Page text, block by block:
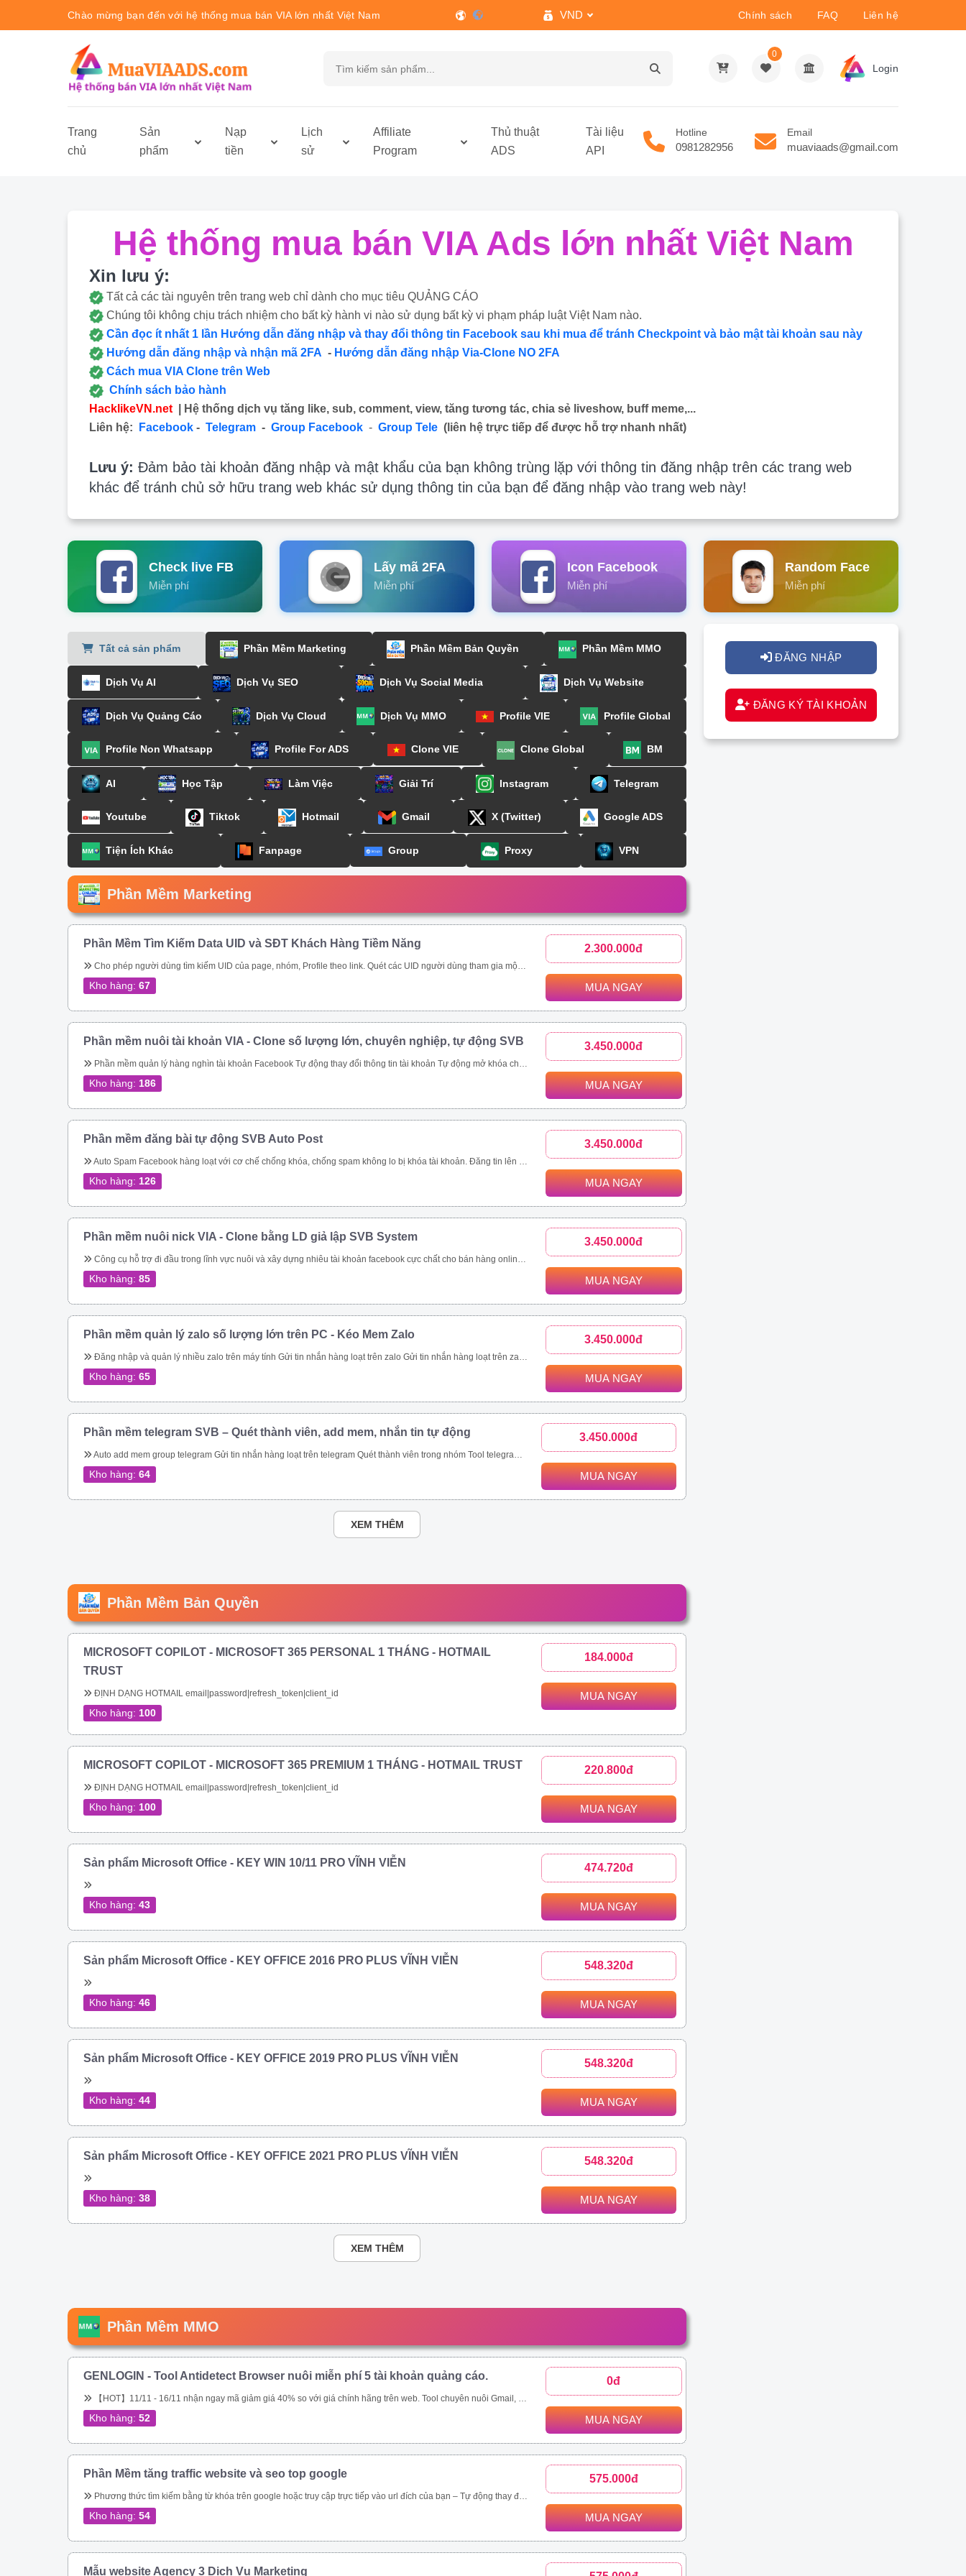
Chào mừng bạn đến với hệ thống mua bán VIA lớn nhất Việt Nam VND Chính sách FAQ Liên hệ
0
Login
Trang
chủ
Sản
phẩm
Nạp
tiền
Lịch
sử
Affiliate
Program
Thủ thuật
ADS
Tài liệu
API
Hotline
0981282956
Email
muaviaads@gmail.com
Hệ thống mua bán VIA Ads lớn nhất Việt Nam
Xin lưu ý:
Tất cả các tài nguyên trên trang web chỉ dành cho mục tiêu QUẢNG CÁO
Chúng tôi không chịu trách nhiệm cho bất kỳ hành vi nào sử dụng bất kỳ vi phạm pháp luật Việt Nam nào.
Cần đọc ít nhất 1 lần Hướng dẫn đăng nhập và thay đổi thông tin Facebook sau khi mua để tránh Checkpoint và bảo mật tài khoản sau này
Hướng dẫn đăng nhập và nhận mã 2FA - Hướng dẫn đăng nhập Via-Clone NO 2FA
Cách mua VIA Clone trên Web
Chính sách bảo hành
HacklikeVN.net | Hệ thống dịch vụ tăng like, sub, comment, view, tăng tương tác, chia sẻ liveshow, buff meme,...
Liên hệ:
Facebook - Telegram - Group Facebook - Group Tele (liên hệ trực tiếp để được hỗ trợ nhanh nhất)
Lưu ý: Đảm bảo tài khoản đăng nhập và mật khẩu của bạn không trùng lặp với thông tin đăng nhập trên các trang web
khác để tránh chủ sở hữu trang web khác sử dụng thông tin của bạn để đăng nhập vào trang web này!
Check live FB
Miễn phí
Lấy mã 2FA
Miễn phí
Icon Facebook
Miễn phí
Random Face
Miễn phí
Tất cả sản phẩm Phần Mềm Marketing Phần Mềm Bản Quyền Phần Mềm MMO
Dịch Vụ AI Dịch Vụ SEO Dịch Vụ Social Media Dịch Vụ Website
Dịch Vụ Quảng Cáo Dịch Vụ Cloud Dịch Vụ MMO Profile VIE Profile Global
Profile Non Whatsapp Profile For ADS Clone VIE Clone Global BM
AI Học Tập Làm Việc Giải Trí Instagram Telegram
Youtube Tiktok Hotmail Gmail X (Twitter) Google ADS
Tiện Ích Khác Fanpage Group Proxy VPN
Phần Mềm Marketing
Phần Mềm Tìm Kiếm Data UID và SĐT Khách Hàng Tiềm Năng
Cho phép người dùng tìm kiếm UID của page, nhóm, Profile theo link. Quét các UID người dùng tham gia một nhóm Quét ID bài viết của một nhóm Cho phép quét UID tương tác của một bài viết bất kỳ trong group Thực hiện tìm kiếm nhóm, tên nhóm, thành viên nhóm, trạng thái nhóm theo từ khóa Quét UID của người dùng đã thực hiện tương tác vào các bài viết trong group. Toàn bộ UID tương tác bài viết trên 1 page cộng đồng, page thương hiệu. Các bài viết được quét thường có lượng tương tác khủng. Ngoài đánh giá phản ứng người dùng (like/tym, giận dữ…), công cụ thu thập và phân tích comment khách hàng đưa ra đánh giá toàn diện nhất.
Kho hàng: 67
2.300.000đ
MUA NGAY
Phần mềm nuôi tài khoản VIA - Clone số lượng lớn, chuyên nghiệp, tự động SVB
Phần mềm quản lý hàng nghìn tài khoản Facebook Tự động thay đổi thông tin tài khoản Tự động mở khóa checkpoint Tự động seeding bài viết livestream, like page, follow theo uid Xây dựng và copy ảnh nội dung tài khoản đang nuôi theo 1 tài khoản mẫu
Kho hàng: 186
3.450.000đ
MUA NGAY
Phần mềm đăng bài tự động SVB Auto Post
Auto Spam Facebook hàng loạt với cơ chế chống khóa, chống spam không lo bị khóa tài khoản. Đăng tin lên group, page, cmt group tự động nhanh chóng Spam inbox theo bạn bè, theo Uid. Giải quyết triệt để bài toán spam của Facebook Tiếp cận khách hàng tiềm năng nhanh chóng Dễ dàng chăm sóc khách hàng, tiết kiệm thời gian hiệu quả Quản lí bài viết dễ dàng, thông minh Nhanh chóng đưa thông tin đến khách hàng trên nhiều kênh như group, fanpage, profile Là giải pháp marketing, quảng cáo, đăng tin bán hàng hoàn toàn tự động và chuyên nghiệp
Kho hàng: 126
3.450.000đ
MUA NGAY
Phần mềm nuôi nick VIA - Clone bằng LD giả lập SVB System
Công cụ hỗ trợ đi đầu trong lĩnh vực nuôi và xây dựng nhiêu tài khoản facebook cực chất cho bán hàng online Quản lý nuôi nick tự động 1 nick trên 1 điện thoại ảo riêng biệt Đăng bài, comment tự động lên các hội nhóm Quản lí bạn bè tự động Tự động tham gia nhóm Thiết lập tương tác nick tự động Seeding video livestream bán hàng online Tăng view, tăng mắt xem, comment, chia sẻ livestream Nhắn tin đến khách hàng tiềm năng tự động
Kho hàng: 85
3.450.000đ
MUA NGAY
Phần mềm quản lý zalo số lượng lớn trên PC - Kéo Mem Zalo
Đăng nhập và quản lý nhiều zalo trên máy tính Gửi tin nhắn hàng loạt trên zalo Gửi tin nhắn hàng loạt trên zalo theo danh bạ. Gửi tin nhắn zalo hàng loạt theo phân loại trên danh bạ. Gửi tin nhắn zalo hàng loạt, tự động vào các group. Gửi tin nhắn zalo tự động theo thành viên nhóm zalo nhanh chóng. Kết bạn zalo tự động số lượng lớn Phần mềm quản lý zalo còn giúp bạn tiếp cận hàng triệu khách hàng trên nền tảng nhanh chóng. Kết bạn zalo hàng loạt là tính năng giúp bạn thực hiện mục tiêu này. Với tính năng kết bạn zalo này, bạn có thể Kết bạn zalo theo danh sách SĐT có sẵn. Kết bạn zalo hàng loạt theo thành viên nhóm Tăng thành viên nhóm zalo nhanh chóng Mời bạn bè tham gia nhóm zalo theo danh sách bạn bè. Mời bạn bè tham gia nhóm zalo theo số điện thoại có sẵn.
Kho hàng: 65
3.450.000đ
MUA NGAY
Phần mềm telegram SVB – Quét thành viên, add mem, nhắn tin tự động
Auto add mem group telegram Gửi tin nhắn hàng loạt trên telegram Quét thành viên trong nhóm Tool telegram join nhóm tự động
Kho hàng: 64
3.450.000đ
MUA NGAY
XEM THÊM
Phần Mềm Bản Quyền
MICROSOFT COPILOT - MICROSOFT 365 PERSONAL 1 THÁNG - HOTMAIL
TRUST
ĐỊNH DẠNG HOTMAIL email|password|refresh_token|client_id
Kho hàng: 100
184.000đ
MUA NGAY
MICROSOFT COPILOT - MICROSOFT 365 PREMIUM 1 THÁNG - HOTMAIL TRUST
ĐỊNH DẠNG HOTMAIL email|password|refresh_token|client_id
Kho hàng: 100
220.800đ
MUA NGAY
Sản phẩm Microsoft Office - KEY WIN 10/11 PRO VĨNH VIỄN
Kho hàng: 43
474.720đ
MUA NGAY
Sản phẩm Microsoft Office - KEY OFFICE 2016 PRO PLUS VĨNH VIỄN
Kho hàng: 46
548.320đ
MUA NGAY
Sản phẩm Microsoft Office - KEY OFFICE 2019 PRO PLUS VĨNH VIỄN
Kho hàng: 44
548.320đ
MUA NGAY
Sản phẩm Microsoft Office - KEY OFFICE 2021 PRO PLUS VĨNH VIỄN
Kho hàng: 38
548.320đ
MUA NGAY
XEM THÊM
Phần Mềm MMO
GENLOGIN - Tool Antidetect Browser nuôi miễn phí 5 tài khoản quảng cáo.
【HOT】11/11 - 16/11 nhận ngay mã giảm giá 40% so với giá chính hãng trên web. Tool chuyên nuôi Gmail, nuôi tài khoản Google Ads. Miễn phí 5 profile trọn đời. Sắp tới ae sẽ được tặng miễn phí, hoặc được \\\\\\\\\\\\\\\\\\\\\\\\\\\\\\\&amp;amp;quot;mua rẻ\\\\\\\\\\\\\\\\\\\\\\\\\\\\\\\&amp;amp;quot; các tool tự động thông qua ứng dụng này - Auto đăng nhập gmail, auto nuôi mail, auto tạo tài khoản quảng cáo, auto add thẻ, auto kháng....
Kho hàng: 52
0đ
MUA NGAY
Phần Mềm tăng traffic website và seo top google
Phương thức tìm kiếm bằng từ khóa trên google hoặc truy cập trực tiếp vào url đích của bạn – Tự động thay đổi địa chỉ IP – Tự động thay đổi Local IP – Giả lập được trên Mobile, Tablet, Laptop, Tablet bằng UserAgent và giả lập được trên mọi trình duyệt, hệ điều hành. – Chạy đa luồng (Mở nhiều cửa sổ cùng lúc) để tăng tốc độ SEO. Vĩnh viễn, bảo hành 1 đổi 1 tool Video demo : https://drive.google.com/drive/folders/1tPeGf4iXaQ1i7g7s_LQQlKB9Qcmt_-Cm
Kho hàng: 54
575.000đ
MUA NGAY
Mẫu website Agency 3 Dịch Vụ Marketing
ĐĂNG NHẬP
ĐĂNG KÝ TÀI KHOẢN